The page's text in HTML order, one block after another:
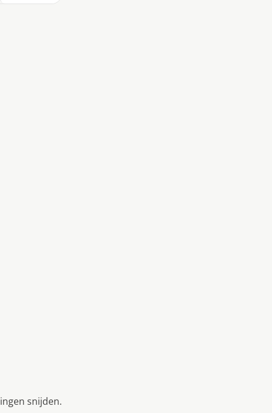
snijden.